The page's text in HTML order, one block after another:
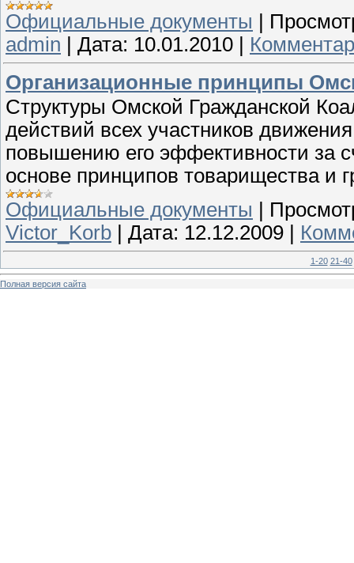
Официальные документы
admin
Дата: 10.01.2010
Организационные принципы
Структуры Омской Гражданской
действий всех участников
повышению его эффективности за
основе принципов товарищества и
Официальные документы |
Victor_Korb | Дата: 12.12.2009 |
1-20 21-40
Полная версия сайта